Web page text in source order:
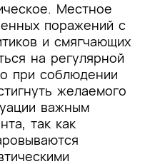
Местное
поражений с
и смягчающих
на регулярной
при соблюдении
желаемого
важным
так как